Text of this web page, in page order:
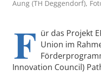
Aung (TH Deggendorf),
F ür das Projekt
Union im
Innovation Council)